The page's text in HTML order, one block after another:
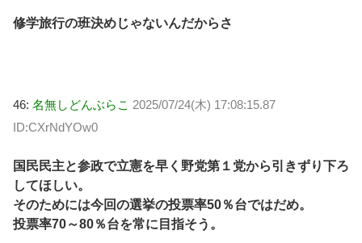
修学旅行の班決めじゃないんだからさ
46: 名無しどんぶらこ 2025/07/24(木) 17:08:15.87
ID:CXrNdYOw0
国民民主と参政で立憲を早く野党第１党から引きずり下ろ
してほしい。
そのためには今回の選挙の投票率50％台ではだめ。
投票率70～80％台を常に目指そう。